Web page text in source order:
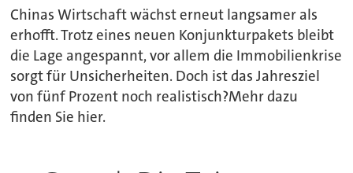
Chinas Wirtschaft wächst erneut langsamer als
erhofft. Trotz eines neuen Konjunkturpakets bleibt
die Lage angespannt, vor allem die Immobilienkrise
sorgt für Unsicherheiten. Doch ist das Jahresziel
von fünf Prozent noch realistisch?Mehr dazu
finden Sie hier.